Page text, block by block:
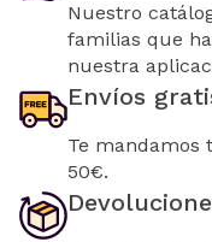
Nuestro
familias que
nuestra
Envíos
Te mandamos
50€.